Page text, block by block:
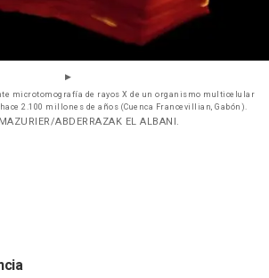
microtomografía de rayos X de un organismo multicelular
2.100 millones de años (Cuenca Francevillian, Gabón).
ABDERRAZAK EL ALBANI.